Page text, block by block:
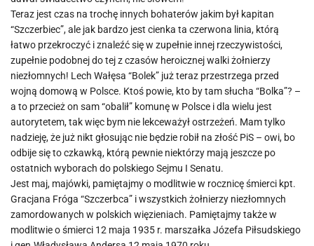
Teraz jest czas na trochę innych bohaterów jakim był kapitan
“Szczerbiec”, ale jak bardzo jest cienka ta czerwona linia, którą
łatwo przekroczyć i znaleźć się w zupełnie innej rzeczywistości,
zupełnie podobnej do tej z czasów heroicznej walki żołnierzy
niezłomnych! Lech Wałęsa “Bolek” już teraz przestrzega przed
wojną domową w Polsce. Ktoś powie, kto by tam słucha “Bolka”? –
a to przecież on sam “obalił” komunę w Polsce i dla wielu jest
autorytetem, tak więc bym nie lekceważył ostrzeżeń. Mam tylko
nadzieję, że już nikt głosując nie będzie robił na złość PiS – owi, bo
odbije się to czkawką, którą pewnie niektórzy mają jeszcze po
ostatnich wyborach do polskiego Sejmu I Senatu.
Jest maj, majówki, pamiętajmy o modlitwie w rocznicę śmierci kpt.
Gracjana Fróga “Szczerbca” i wszystkich żołnierzy niezłomnych
zamordowanych w polskich więzieniach. Pamiętajmy także w
modlitwie o śmierci 12 maja 1935 r. marszałka Józefa Piłsudskiego